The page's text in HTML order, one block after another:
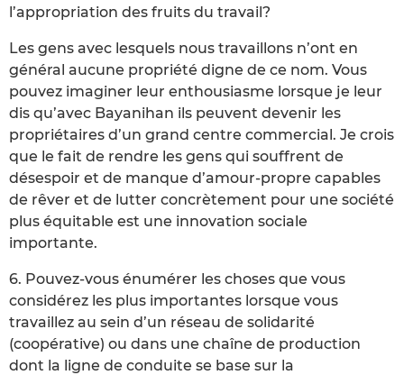
l’appropriation des fruits du travail?
Les gens avec lesquels nous travaillons n’ont en
général aucune propriété digne de ce nom. Vous
pouvez imaginer leur enthousiasme lorsque je leur
dis qu’avec Bayanihan ils peuvent devenir les
propriétaires d’un grand centre commercial. Je crois
que le fait de rendre les gens qui souffrent de
désespoir et de manque d’amour-propre capables
de rêver et de lutter concrètement pour une société
plus équitable est une innovation sociale
importante.
6. Pouvez-vous énumérer les choses que vous
considérez les plus importantes lorsque vous
travaillez au sein d’un réseau de solidarité
(coopérative) ou dans une chaîne de production
dont la ligne de conduite se base sur la